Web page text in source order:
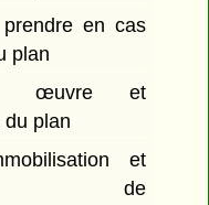
en cas
plan
œuvre et
du plan
et
de